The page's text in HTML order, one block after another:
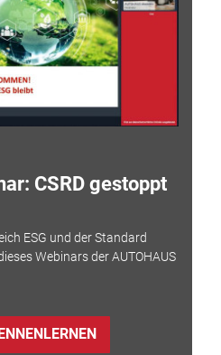
CSRD gestoppt
ESG und der Standard
Webinars der AUTOHAUS